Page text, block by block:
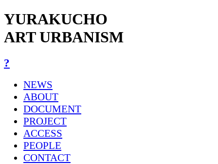
YURAKUCHO
ART URBANISM
?
NEWS
ABOUT
DOCUMENT
PROJECT
ACCESS
PEOPLE
CONTACT